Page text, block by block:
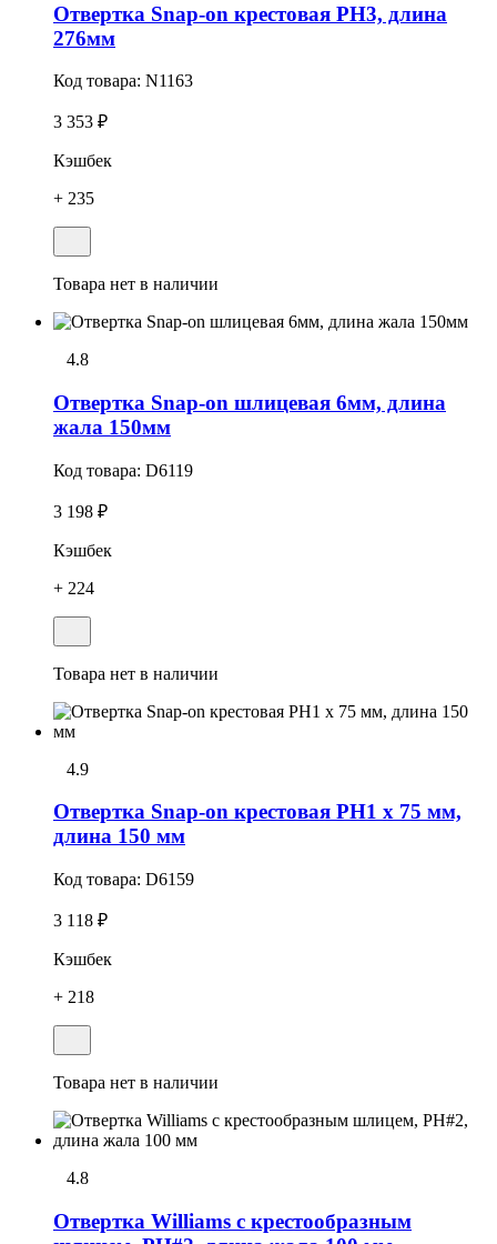
Отвеpтка Snap-on крестовая РН3, длина
276мм
Код товара: N1163
3 353 ₽
Кэшбек
+ 235
Товара нет в наличии
4.8
Отвеpтка Snap-on шлицевая 6мм, длина
жала 150мм
Код товара: D6119
3 198 ₽
Кэшбек
+ 224
Товара нет в наличии
4.9
Отвертка Snap-on крестовая РН1 х 75 мм,
длина 150 мм
Код товара: D6159
3 118 ₽
Кэшбек
+ 218
Товара нет в наличии
4.8
Отвертка Williams с крестообразным